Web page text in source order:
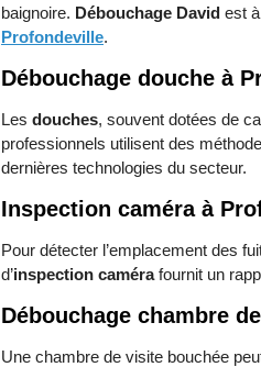
baignoire. Débouchage David est
Profondeville.
Débouchage douche à
Les douches, souvent dotées de
professionnels utilisent des
dernières technologies du secteur.
Inspection caméra à
Pour détecter l’emplacement des
d’inspection camérafournit un
Débouchage chambre
Une chambre de visite bouchée